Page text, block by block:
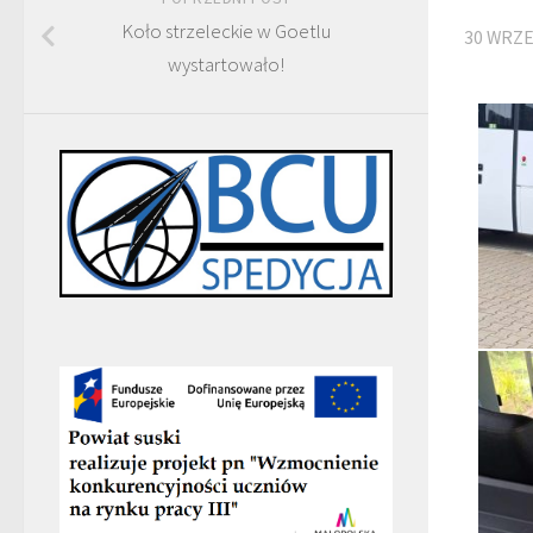
30
Koło strzeleckie w Goetlu
wystartowało!